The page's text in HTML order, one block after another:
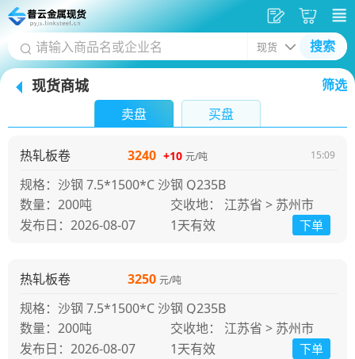
搜索
发
供
采
购
现货商城
筛选
卖盘
买盘
热轧板卷 3240 +10 元/吨 15:09
发布日：2026-08-07
规格：沙钢 7.5*1500*C 沙钢 Q235B
下单
200吨
交收地： 江苏省 > 苏州市
1天有效
热轧板卷 3250 元/吨
发布日：2026-08-07
规格：沙钢 7.5*1500*C 沙钢 Q235B
下单
200吨
交收地： 江苏省 > 苏州市
1天有效